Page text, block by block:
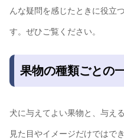
んな疑問を感じたときに役立
す。ぜひご覧ください。
果物の種類ごとの
犬に与えてよい果物と、与
見た目やイメージだけではでき